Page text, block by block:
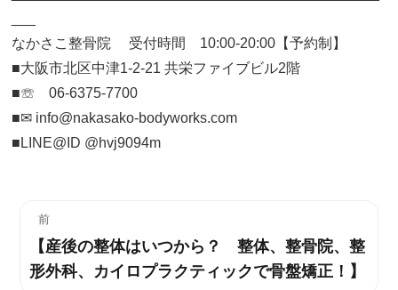
なかさこ整骨院 受付時間 10:00-20:00【予約制】
■大阪市北区中津1-2-21 共栄ファイブビル2階
■☏ 06-6375-7700
■✉︎ info@nakasako-bodyworks.com
■LINE@ID @hvj9094m
前
過
去
【産後の整体はいつから？ 整体、整骨院、整
形外科、カイロプラクティックで骨盤矯正！】